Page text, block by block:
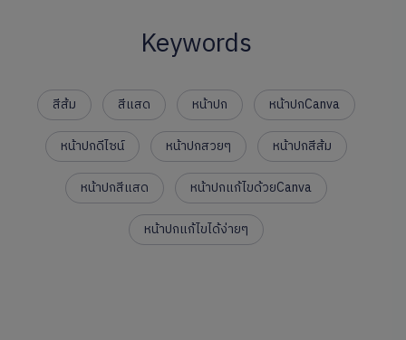
Keywords
สีส้ม สีแสด หน้าปก
หน้าปกCanva
หน้าปกดีไซน์
หน้าปกสวยๆ
หน้าปกสีส้ม
หน้าปกสีแสด
หน้าปกแก้ไขด้วยCanva
หน้าปกแก้ไขได้ง่ายๆ